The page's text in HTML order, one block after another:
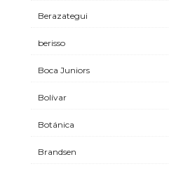
Berazategui
berisso
Boca Juniors
Bolívar
Botánica
Brandsen